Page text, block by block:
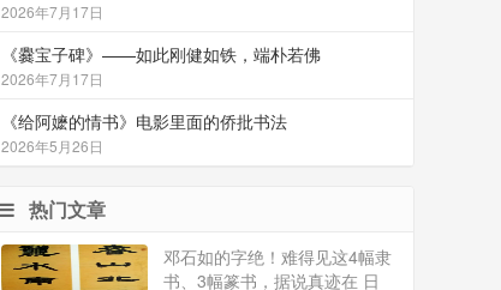
2026年7月17日
《爨宝子碑》——如此刚健如铁，端朴若佛
2026年7月17日
《给阿嬷的情书》电影里面的侨批书法
2026年5月26日
热门文章
邓石如的字绝！难得见这4幅隶
书、3幅篆书，据说真迹在 日